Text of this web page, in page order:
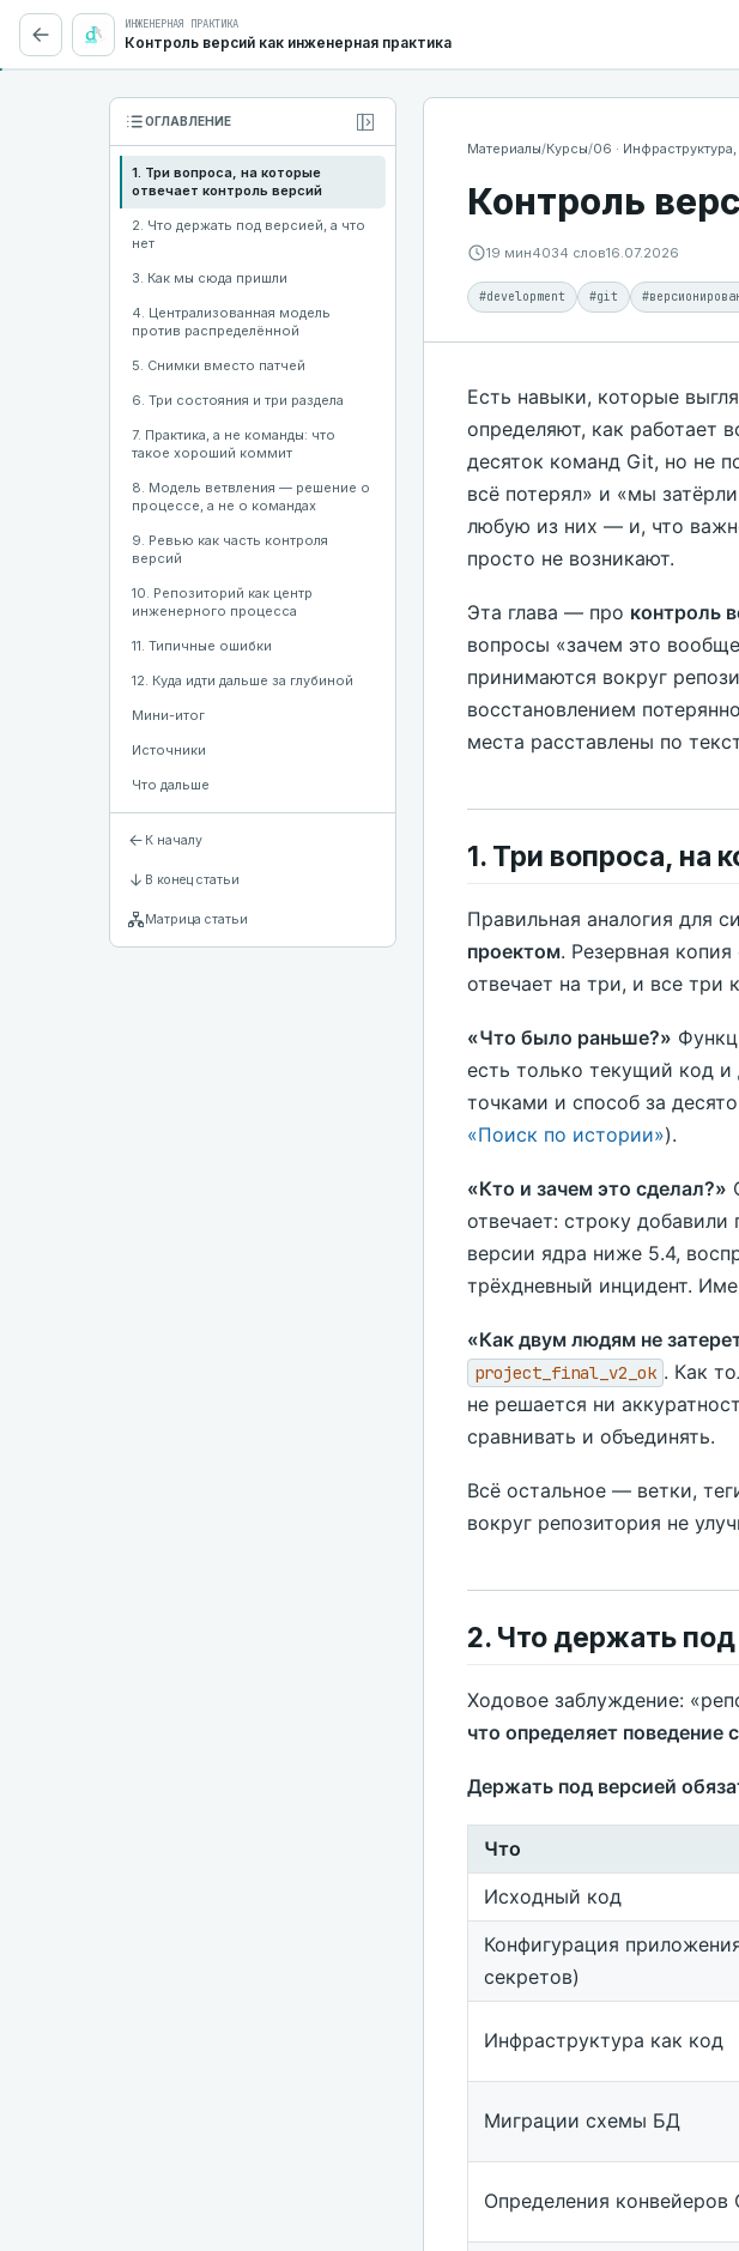
ИНЖЕНЕРНАЯ ПРАКТИКА
Контроль версий как инженерная практика
ОГЛАВЛЕНИЕ Свернуть оглавление
1. Три вопроса, на которые
отвечает контроль версий
2. Что держать под версией, а что
нет
3. Как мы сюда пришли
4. Централизованная модель
против распределённой
5. Снимки вместо патчей
6. Три состояния и три раздела
7. Практика, а не команды: что
такое хороший коммит
8. Модель ветвления — решение о
процессе, а не о командах
9. Ревью как часть контроля
версий
10. Репозиторий как центр
инженерного процесса
11. Типичные ошибки
12. Куда идти дальше за глубиной
Мини-итог
Источники
Что дальше
К началу
В конец статьи
Матрица статьи
Материалы/Курсы/06 ·
Контроль
19 мин4034 слов16.07.2026
#development #git
Есть навыки, которые
определяют, как работает
десяток команд Git, но не
всё потерял» и «мы
любую из них — и, что
просто не возникают.
Эта глава — про контроль
вопросы «зачем это
принимаются вокруг
восстановлением
места расставлены по
1. Три вопроса, на
Правильная аналогия для
проектом. Резервная
отвечает на три, и все три
«Что было раньше?»
есть только текущий код
точками и способ за
«Поиск по истории»).
«Кто и зачем это сделал?»
отвечает: строку
версии ядра ниже 5.4,
трёхдневный инцидент.
«Как двум людям не
project_final_v2_ok . Как
не решается ни
сравнивать и объединять.
Всё остальное — ветки,
вокруг репозитория не
2. Что держать
Ходовое заблуждение:
что определяет
Держать под версией
Что
Исходный код
Конфигурация
секретов)
Инфраструктура как код
Миграции схемы БД
Определения конвейеров